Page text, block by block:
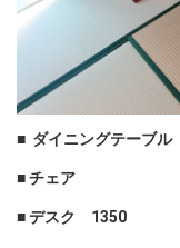
■ ダイニングテーブ
■ チェア ウ
■ デスク 1350